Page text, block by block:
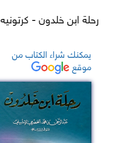
رحلة ابن خلدون - كرتونيه
يمكنك شراء الكتاب من
موقع